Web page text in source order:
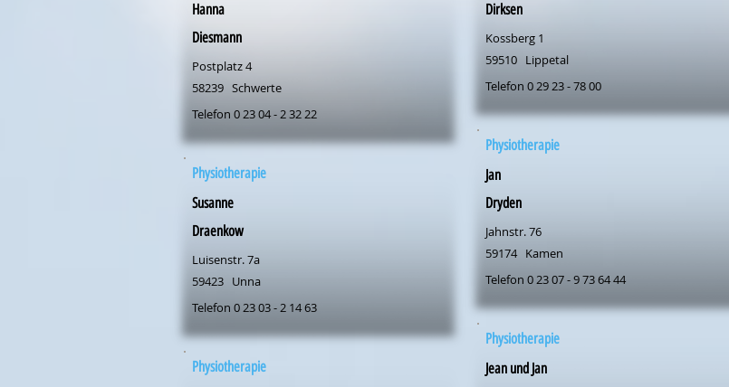
Hanna
Diesmann
Postplatz 4
58239 Schwerte
Telefon 0 23 04 - 2 32 22
Physiotherapie
Susanne
Draenkow
Luisenstr. 7a
59423 Unna
Telefon 0 23 03 - 2 14 63
Physiotherapie
Dirksen
Kossberg 1
59510 Lippetal
Telefon 0 29 23 - 78 00
Physiotherapie
Jan
Dryden
Jahnstr. 76
59174 Kamen
Telefon 0 23 07 - 9 73 64 44
Physiotherapie
Jean und Jan